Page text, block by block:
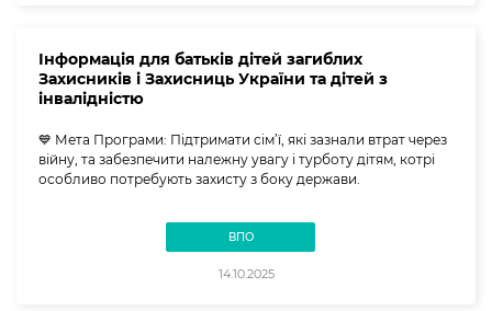
Інформація для батьків дітей загиблих
Захисників і Захисниць України та дітей з
інвалідністю
💙 Мета Програми: Підтримати сім’ї, які зазнали втрат через
війну, та забезпечити належну увагу і турботу дітям, котрі
особливо потребують захисту з боку держави.
ВПО
14.10.2025